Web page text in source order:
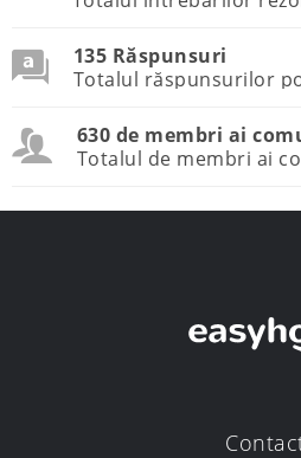
135 Răspunsuri
Totalul răspunsurilor
630 de membri ai
Totalul de membri ai